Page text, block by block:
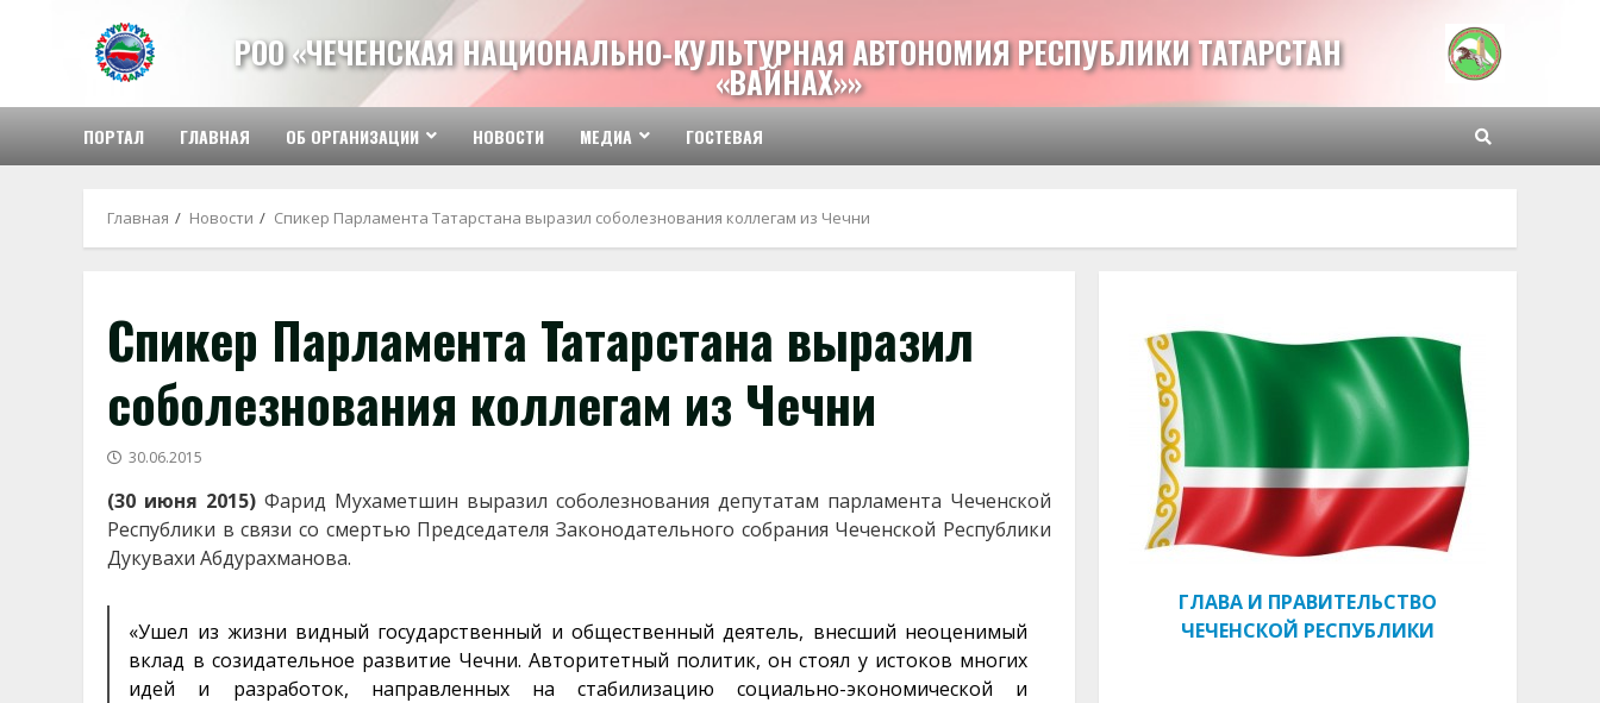
содержимому
РОО «ЧЕЧЕНСКАЯ НАЦИОНАЛЬНО-КУЛЬТУРНАЯ АВТОНОМИЯ РЕСПУБЛИКИ ТАТАРСТАН
«ВАЙНАХ»»
ПОРТАЛ ГЛАВНАЯ ОБ ОРГАНИЗАЦИИ НОВОСТИ МЕДИА ГОСТЕВАЯ
Главная Новости Спикер Парламента Татарстана выразил соболезнования коллегам из Чечни
Спикер Парламента Татарстана выразил
соболезнования коллегам из Чечни
30.06.2015
(30 июня 2015)Фарид Мухаметшин выразил соболезнования депутатам парламента Чеченской
Республики в связи со смертью Председателя Законодательного собрания Чеченской Республики
Дукувахи Абдурахманова.
«Ушел из жизни видный государственный и общественный деятель, внесший неоценимый
вклад в созидательное развитие Чечни. Авторитетный политик, он стоял у истоков многих
идей и разработок, направленных на стабилизацию социально-экономической и
ГЛАВА И ПРАВИТЕЛЬСТВО
ЧЕЧЕНСКОЙ РЕСПУБЛИКИ